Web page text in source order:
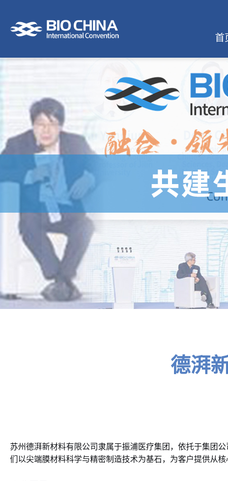
首
德湃
苏州德湃新材料有限公司隶属于振浦医疗集团，依托于集团
们以尖端膜材料科学与精密制造技术为基石，为客户提供从